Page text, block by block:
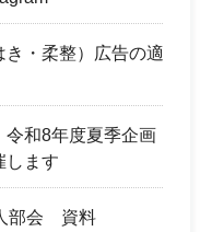
き・柔整）広告の適
和8年度夏季企画
ます
部会 資料